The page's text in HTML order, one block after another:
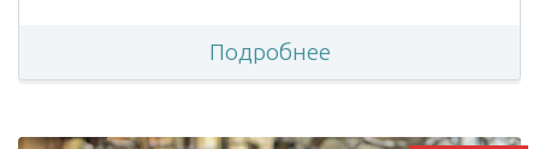
Подробнее